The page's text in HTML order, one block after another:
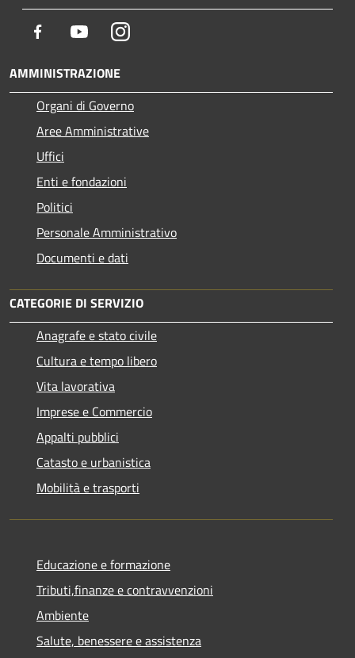
Facebook YoutubeInstagram
AMMINISTRAZIONE
Organi di Governo
Aree Amministrative
Uffici
Enti e fondazioni
Politici
Personale Amministrativo
Documenti e dati
CATEGORIE DI SERVIZIO
Anagrafe e stato civile
Cultura e tempo libero
Vita lavorativa
Imprese e Commercio
Appalti pubblici
Catasto e urbanistica
Mobilità e trasporti
Educazione e formazione
Tributi,finanze e contravvenzioni
Ambiente
Salute, benessere e assistenza